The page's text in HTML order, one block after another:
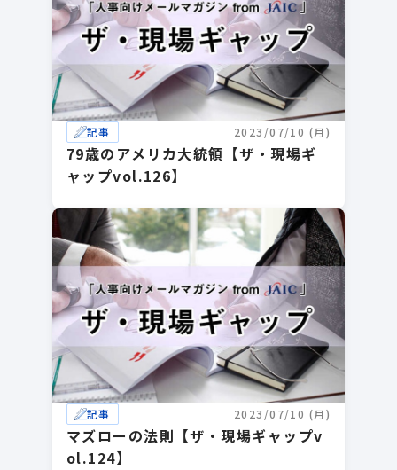
記事 2023/07/10 (月)
79歳のアメリカ大統領【ザ・現場ギ
ャップvol.126】
記事 2023/07/10 (月)
マズローの法則【ザ・現場ギャップv
ol.124】